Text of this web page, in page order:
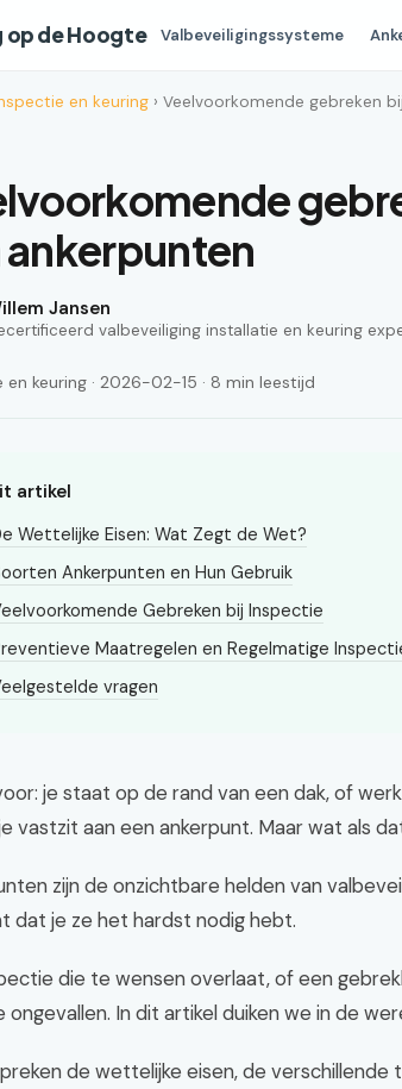
op de Hoogte Valbeveiligingssysteme
en keuring › Veelvoorkomende gebreken
ankerpunten
Jansen
valbeveiliging installatie en keuring
en keuring · 2026-02-15 · 8 min leestijd
artikel
Wettelijke Eisen: Wat Zegt de Wet?
Ankerpunten en Hun Gebruik
Gebreken bij Inspectie
Maatregelen en Regelmatige
vragen
je staat op de rand van een dak, of
vastzit aan een ankerpunt. Maar wat als
zijn de onzichtbare helden van
dat je ze het hardst nodig hebt.
die te wensen overlaat, of een
ongevallen. In dit artikel duiken we in de
de wettelijke eisen, de verschillende